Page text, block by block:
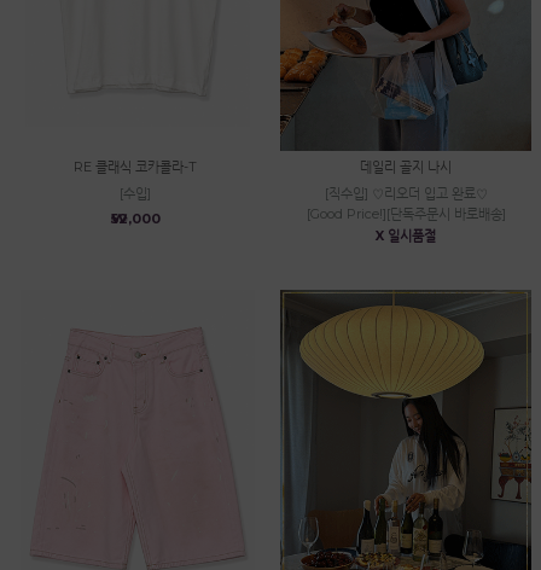
RE 클래식 코카콜라-T
[수입]
₩52,000
데일리 골지 나시
[직수입] ♡리오더 입고 완료♡
[Good Price!][단독주문시 바로배송]
X 일시품절